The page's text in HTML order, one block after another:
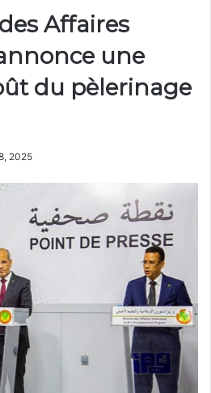
Affaires
une
du pèlerinage
2025